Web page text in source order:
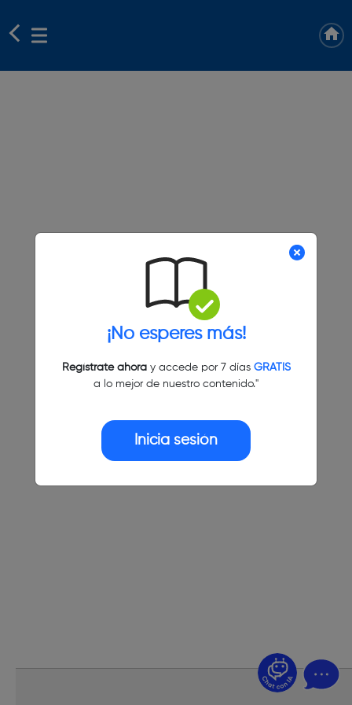
¡No esperes más!
Regístrate ahoray accede por 7 días GRATIS
a lo mejor de nuestro contenido."
Inicia sesión